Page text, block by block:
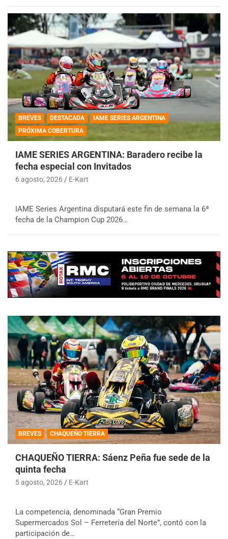
BREVES DESTACADA
IAME SERIES ARGENTINA
PRÓXIMA COBERTURA
IAME SERIES ARGENTINA: Baradero recibe la
fecha especial con Invitados
6 agosto, 2026 E-Kart
IAME Series Argentina disputará este fin de semana la 6ª
fecha de la Champion Cup 2026…
BREVES CHAQUEÑO TIERRA
CHAQUEÑO TIERRA: Sáenz Peña fue sede de la
quinta fecha
5 agosto, 2026 E-Kart
La competencia, denominada “Gran Premio
Supermercados Sol – Ferretería del Norte”, contó con la
participación de…